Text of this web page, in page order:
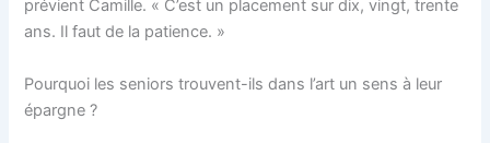
prévient Camille. « C’est un placement sur dix, vingt, trente
ans. Il faut de la patience. »
Pourquoi les seniors trouvent-ils dans l’art un sens à leur
épargne ?